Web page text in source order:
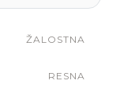
ŽALOSTNA
RESNA